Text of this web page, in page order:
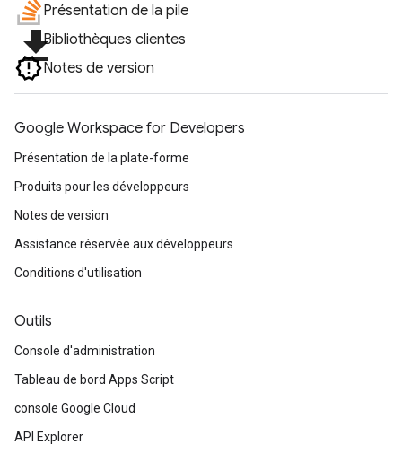
Présentation de la pile
file_downloadBibliothèques clientes
Notes de version
Google Workspace for Developers
Présentation de la plate-forme
Produits pour les développeurs
Notes de version
Assistance réservée aux développeurs
Conditions d'utilisation
Outils
Console d'administration
Tableau de bord Apps Script
console Google Cloud
API Explorer